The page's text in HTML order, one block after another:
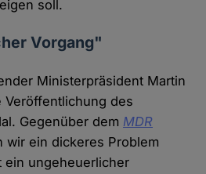
soll.
Vorgang"
Ministerpräsident Martin
des
Gegenüber dem MDR
wir ein dickeres Problem
ein ungeheuerlicher